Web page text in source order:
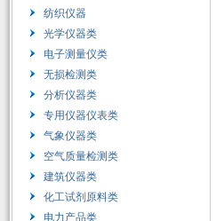
纺织仪器
光学仪器类
电子测量仪类
无损检测类
分析仪器类
专用仪器仪表类
气象仪器类
空气质量检测类
建筑仪器类
化工试剂原料类
电力产品类